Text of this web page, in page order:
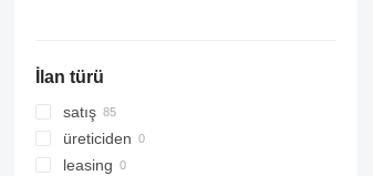
İlan türü
satış
üreticiden
leasing